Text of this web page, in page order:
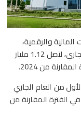
والرقمية،
بنسبة 43% خلال النصف الأول من العام الجاري، لتصل 1.12 مليار
من العام الجاري
مقابل 2.28 مليار جنيه في الفترة المقارنة من